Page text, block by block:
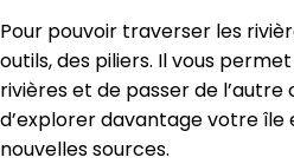
Pour pouvoir traverser les
outils, des piliers. Il vous
rivières et de passer de
d’explorer davantage votre île
nouvelles sources.